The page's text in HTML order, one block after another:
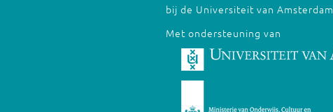
bij de Universiteit van Amsterdam
Met ondersteuning van